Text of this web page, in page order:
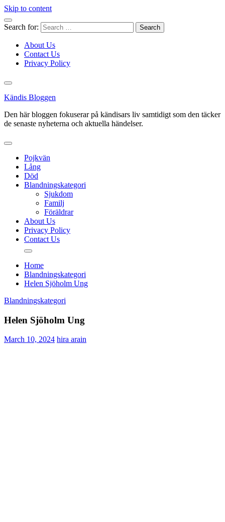
Skip to content
Search for:
About Us
Contact Us
Privacy Policy
Kändis Bloggen
Den här bloggen fokuserar på kändisars liv samtidigt som den täcker
de senaste nyheterna och aktuella händelser.
Pojkvän
Lång
Död
Blandningskategori
Sjukdom
Familj
Föräldrar
About Us
Privacy Policy
Contact Us
Home
Blandningskategori
Helen Sjöholm Ung
Blandningskategori
Helen Sjöholm Ung
March 10, 2024 hira arain